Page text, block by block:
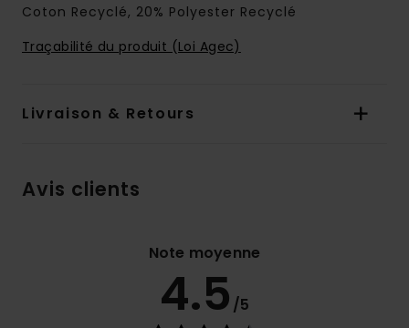
Coton Recyclé, 20% Polyester Recyclé
Traçabilité du produit (Loi Agec)
Livraison & Retours
Avis clients
Note moyenne
4.5 /5